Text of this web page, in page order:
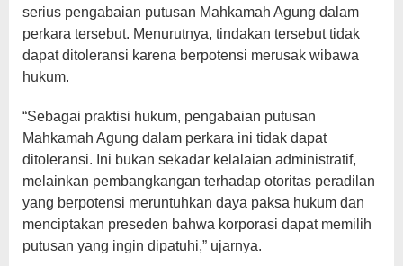
serius pengabaian putusan Mahkamah Agung dalam
perkara tersebut. Menurutnya, tindakan tersebut tidak
dapat ditoleransi karena berpotensi merusak wibawa
hukum.
“Sebagai praktisi hukum, pengabaian putusan
Mahkamah Agung dalam perkara ini tidak dapat
ditoleransi. Ini bukan sekadar kelalaian administratif,
melainkan pembangkangan terhadap otoritas peradilan
yang berpotensi meruntuhkan daya paksa hukum dan
menciptakan preseden bahwa korporasi dapat memilih
putusan yang ingin dipatuhi,” ujarnya.